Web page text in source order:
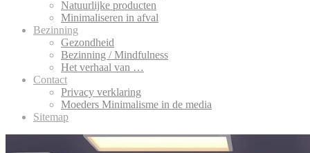
Natuurlijke producten
Minimaliseren in afval
Bezinning
Gezondheid
Bezinning / Mindfulness
Het verhaal van …
Contact
Privacy verklaring
Moeders Minimalisme in de media
Sitemap